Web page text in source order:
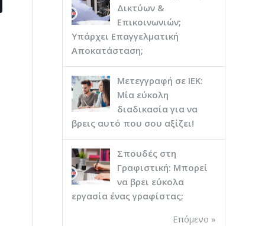
Δικτύων &
Επικοινωνιών;
Υπάρχει Επαγγελματική
Αποκατάσταση;
Μετεγγραφή σε ΙΕΚ:
Μία εύκολη
διαδικασία για να
βρεις αυτό που σου αξίζει!
Σπουδές στη
Γραφιστική: Μπορεί
να βρει εύκολα
εργασία ένας γραφίστας;
Επόμενο »